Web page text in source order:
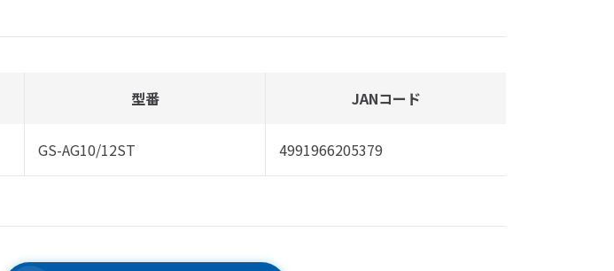
型番 JANコード
GS-AG10/12ST 4991966205379